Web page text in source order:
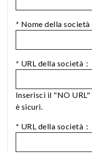
* Nome della società
* URL della società：
Inserisci il "NO URL"
è sicuri.
* URL della società：